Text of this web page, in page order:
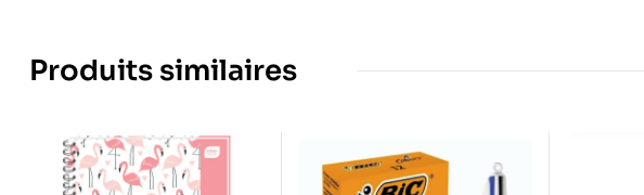
Produits similaires